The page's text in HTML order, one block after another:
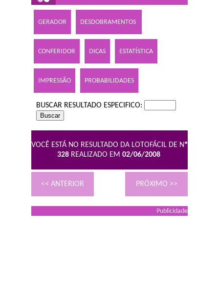
GERADOR DESDOBRAMENTOS
CONFERIDOR DICAS ESTATÍSTICA
IMPRESSÃO PROBABILIDADES
BUSCAR RESULTADO ESPECIFICO:
VOCÊ ESTÁ NO RESULTADO DA LOTOFÁCIL DE Nº
328 REALIZADO EM 02/06/2008
<< ANTERIOR PRÓXIMO >>
Publicidade